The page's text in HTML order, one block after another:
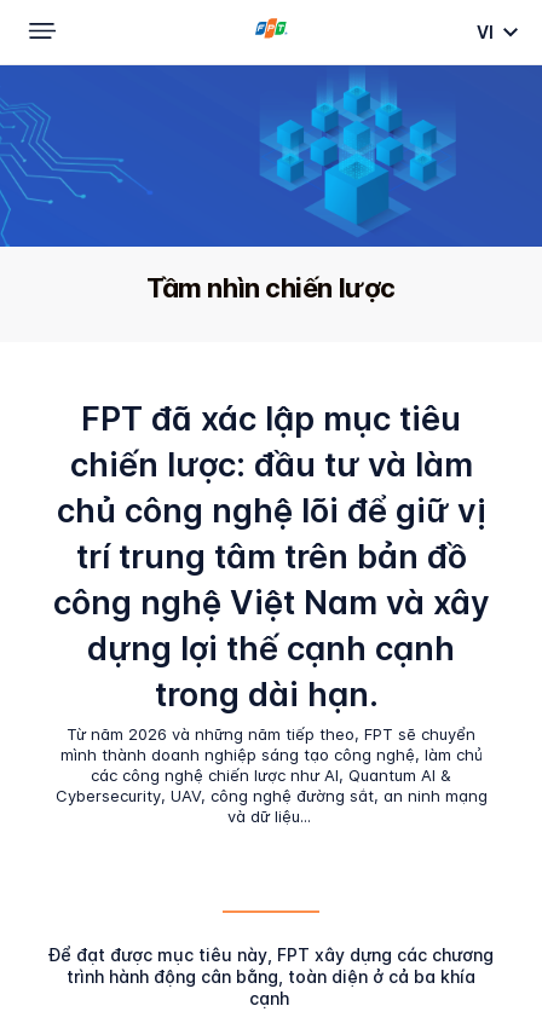
VI
Trang Chủ Tầm nhìn chiến lược
Tầm nhìn chiến lược
FPT đã xác lập mục tiêu
chiến lược: đầu tư và làm
chủ công nghệ lõi để giữ vị
trí trung tâm trên bản đồ
công nghệ Việt Nam và xây
dựng lợi thế cạnh cạnh
trong dài hạn.
Từ năm 2026 và những năm tiếp theo, FPT sẽ chuyển
mình thành doanh nghiệp sáng tạo công nghệ, làm chủ
các công nghệ chiến lược như AI, Quantum AI &
Cybersecurity, UAV, công nghệ đường sắt, an ninh mạng
và dữ liệu...
Để đạt được mục tiêu này, FPT xây dựng các chương
trình hành động cân bằng, toàn diện ở cả ba khía
cạnh